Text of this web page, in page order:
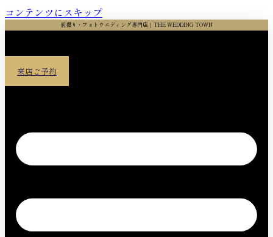
コンテンツにスキップ
前撮り・フォトウエディング専門店｜THE WEDDING TOWN
来店ご予約